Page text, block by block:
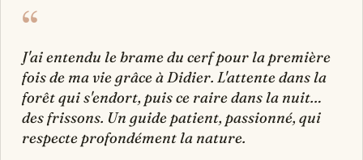
“
J'ai entendu le brame du cerf pour la première
fois de ma vie grâce à Didier. L'attente dans la
forêt qui s'endort, puis ce raire dans la nuit…
des frissons. Un guide patient, passionné, qui
respecte profondément la nature.